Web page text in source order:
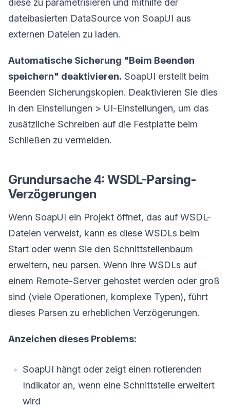
diese zu parametrisieren und mithilfe der
dateibasierten DataSource von SoapUI aus
externen Dateien zu laden.
Automatische Sicherung "Beim Beenden
speichern" deaktivieren. SoapUI erstellt beim
Beenden Sicherungskopien. Deaktivieren Sie dies
in den Einstellungen > UI-Einstellungen, um das
zusätzliche Schreiben auf die Festplatte beim
Schließen zu vermeiden.
Grundursache 4: WSDL-Parsing-
Verzögerungen
Wenn SoapUI ein Projekt öffnet, das auf WSDL-
Dateien verweist, kann es diese WSDLs beim
Start oder wenn Sie den Schnittstellenbaum
erweitern, neu parsen. Wenn Ihre WSDLs auf
einem Remote-Server gehostet werden oder groß
sind (viele Operationen, komplexe Typen), führt
dieses Parsen zu erheblichen Verzögerungen.
Anzeichen dieses Problems:
SoapUI hängt oder zeigt einen rotierenden
Indikator an, wenn eine Schnittstelle erweitert
wird